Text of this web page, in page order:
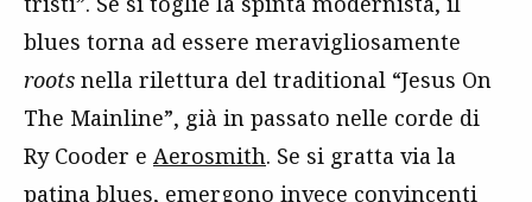
blues torna ad essere meravigliosamente
roots nella rilettura del traditional “Jesus On
The Mainline”, già in passato nelle corde di
Ry Cooder e Aerosmith. Se si gratta via la
patina blues, emergono invece convincenti